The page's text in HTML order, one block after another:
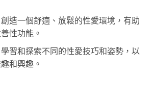
造一個舒適、放鬆的性愛環境，有助
性功能。
習和探索不同的性愛技巧和姿勢，以
和興趣。